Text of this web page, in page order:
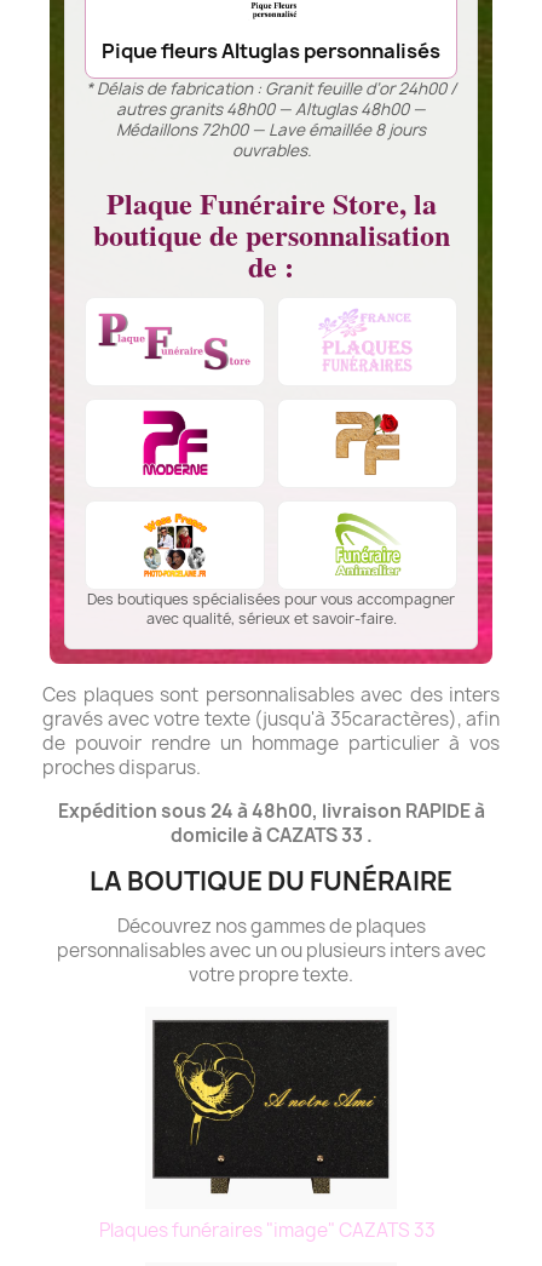
Pique fleurs Altuglas personnalisés
* Délais de fabrication : Granit feuille d’or 24h00 /
autres granits 48h00 — Altuglas 48h00 —
Médaillons 72h00 — Lave émaillée 8 jours
ouvrables.
Plaque Funéraire Store, la
boutique de personnalisation
de :
Des boutiques spécialisées pour vous accompagner
avec qualité, sérieux et savoir-faire.
Ces plaques sont personnalisables avec des inters
gravés avec votre texte (jusqu'à 35caractères), afin
de pouvoir rendre un hommage particulier à vos
proches disparus.
Expédition sous 24 à 48h00, livraison RAPIDE à
domicile à CAZATS 33 .
LA BOUTIQUE DU FUNÉRAIRE
Découvrez nos gammes de plaques
personnalisables avec un ou plusieurs inters avec
votre propre texte.
Plaques funéraires "image" CAZATS 33